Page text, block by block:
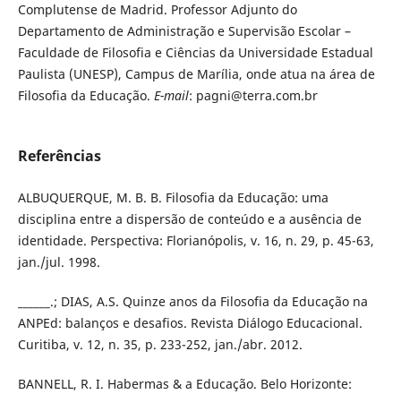
Complutense de Madrid. Professor Adjunto do
Departamento de Administração e Supervisão Escolar –
Faculdade de Filosofia e Ciências da Universidade Estadual
Paulista (UNESP), Campus de Marília, onde atua na área de
Filosofia da Educação. E-mail: pagni@terra.com.br
Referências
ALBUQUERQUE, M. B. B. Filosofia da Educação: uma
disciplina entre a dispersão de conteúdo e a ausência de
identidade. Perspectiva: Florianópolis, v. 16, n. 29, p. 45-63,
jan./jul. 1998.
______.; DIAS, A.S. Quinze anos da Filosofia da Educação na
ANPEd: balanços e desafios. Revista Diálogo Educacional.
Curitiba, v. 12, n. 35, p. 233-252, jan./abr. 2012.
BANNELL, R. I. Habermas & a Educação. Belo Horizonte: